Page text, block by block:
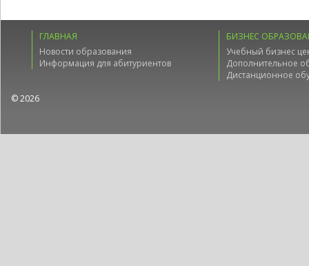
ГЛАВНАЯ
Новости образования
Информация для абитуриентов
БИЗНЕС
Учебный бизнес
Дополнительное
Дистанционное
© 2026